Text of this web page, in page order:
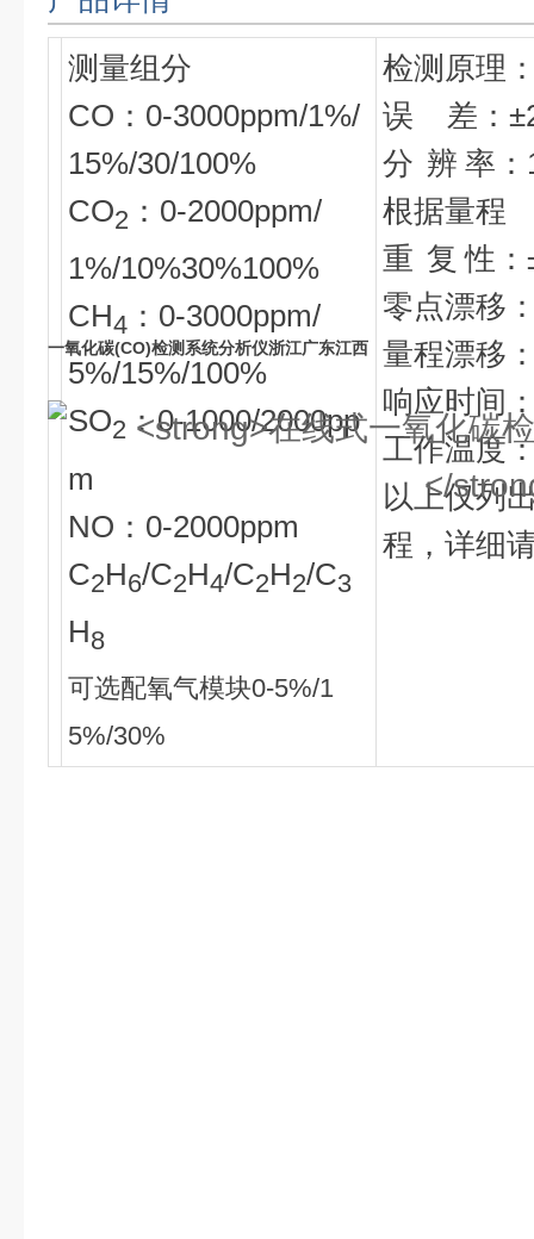
测量组分
CO：0-3000ppm/1%/
15%/30/100%
CO2 ：0-2000ppm/
1%/10%30%100%
CH4 ：0-3000ppm/
5%/15%/100%
SO2 ：0-1000/2000pp
m
NO：0-2000ppm
C2H6/C2H4/C2H2/C3
H8
可选配氧气模块0-5%/1
5%/30%
检测原理
误 差：
分 辨 率：
根据量程
重 复 性：
零点漂移
量程漂移
响应时间
工作温度
以上仅列
程，详细
一氧化碳(CO)检测系统分析仪浙江广东江西